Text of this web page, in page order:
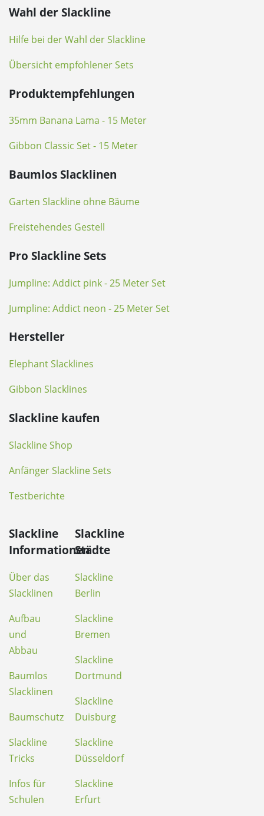
Wahl der Slackline
Hilfe bei der Wahl der Slackline
Übersicht empfohlener Sets
Produktempfehlungen
35mm Banana Lama - 15 Meter
Gibbon Classic Set - 15 Meter
Baumlos Slacklinen
Garten Slackline ohne Bäume
Freistehendes Gestell
Pro Slackline Sets
Jumpline: Addict pink - 25 Meter Set
Jumpline: Addict neon - 25 Meter Set
Hersteller
Elephant Slacklines
Gibbon Slacklines
Slackline kaufen
Slackline Shop
Anfänger Slackline Sets
Testberichte
Slackline
Informationen
Über das
Slacklinen
Aufbau
und
Abbau
Baumlos
Slacklinen
Baumschutz
Slackline
Tricks
Infos für
Schulen
Slackline
Städte
Slackline
Berlin
Slackline
Bremen
Slackline
Dortmund
Slackline
Duisburg
Slackline
Düsseldorf
Slackline
Erfurt